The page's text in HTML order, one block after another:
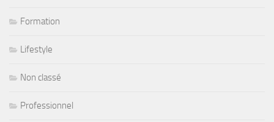
Formation
Lifestyle
Non classé
Professionnel